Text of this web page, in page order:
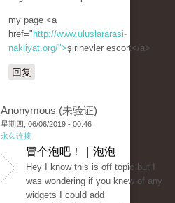
my page <a
href=" http://www.uluslararasi-
nakliyat.org/">şirinevler escort</a>
回复
Anonymous (未验证)
星期四, 06/06/2019 - 00:46
永久连接
冒个泡吧！ | 泡泡
Hey I know this is off topic but I
was wondering if you knew of any
widgets I could add